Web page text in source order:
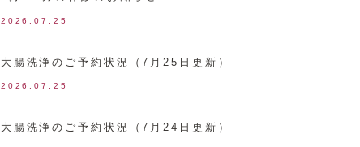
2026.07.25
大腸洗浄のご予約状況（7月25日更新）
2026.07.25
大腸洗浄のご予約状況（7月24日更新）